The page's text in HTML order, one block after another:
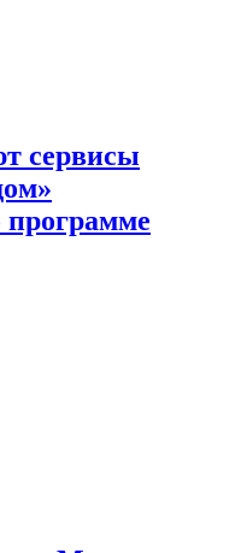
сервисы
программе